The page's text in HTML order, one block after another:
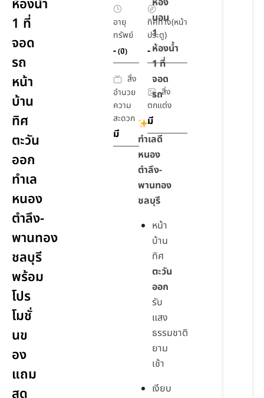
ห้องน้ำ
1 ที่
จอด
รถ
หน้า
บ้าน
ทิศ
ตะวัน
ออก
ทำเล
หนอง
ตำลึง-
พานทอง
ชลบุรี
พร้อม
โปร
โมชั่
นข
อง
แถม
อายุ
ทรัพย์
-(ปี)
ทิศทาง(หน้า
ประตู)
-
สิ่ง
อำนวย
ความ
สะดวก
มี
สิ่ง
ตกแต่ง
มี
นอน
1
ห้องน้ำ
1 ที่
จอด
รถ
ทำเลดี
หนอง
ตำลึง-
พานทอง
ชลบุรี
หน้า
บ้าน
ทิศ
ตะวัน
ออก
รับ
แสง
ธรรมชาติ
ยาม
เช้า
เงียบ